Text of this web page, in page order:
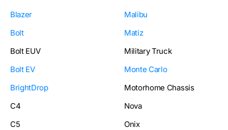
Blazer
Bolt
Bolt EUV
Bolt EV
BrightDrop
C4
C5
Malibu
Matiz
Military Truck
Monte Carlo
Motorhome Chassis
Nova
Onix